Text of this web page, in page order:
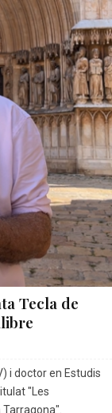
Tecla de
i doctor en Estudis
"Les